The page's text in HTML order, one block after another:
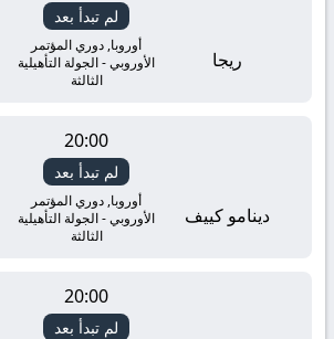
ريجا
لم تبدأ بعد
أوروبا, دوري المؤتمر
الأوروبي - الجولة التأهيلية
الثالثة
دينامو كييف
20:00
لم تبدأ بعد
أوروبا, دوري المؤتمر
الأوروبي - الجولة التأهيلية
الثالثة
20:00
لم تبدأ بعد